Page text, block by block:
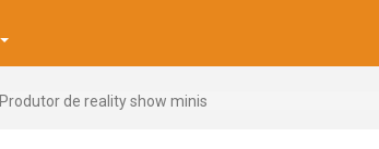
Produtor de reality show minis